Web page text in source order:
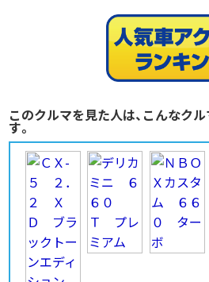
このクルマを見た人は、こんなク
す。